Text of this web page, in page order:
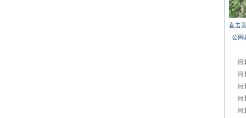
直击
公网
河
河
河
河
河